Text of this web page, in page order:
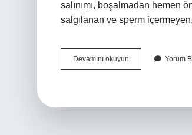
salınımı, boşalmadan hemen
salgılanan ve sperm
Devamını okuyun Erkeklerde
Zevk
Yorum